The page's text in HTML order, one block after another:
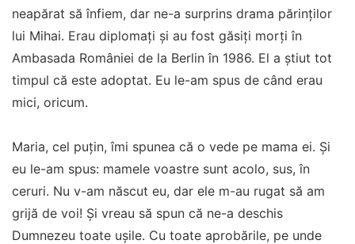
neapărat să înfiem, dar ne-a surprins drama părinților
lui Mihai. Erau diplomați și au fost găsiți morți în
Ambasada României de la Berlin în 1986. El a știut tot
timpul că este adoptat. Eu le-am spus de când erau
mici, oricum.
Maria, cel puțin, îmi spunea că o vede pe mama ei. Și
eu le-am spus: mamele voastre sunt acolo, sus, în
ceruri. Nu v-am născut eu, dar ele m-au rugat să am
grijă de voi! Și vreau să spun că ne-a deschis
Dumnezeu toate ușile. Cu toate aprobările, pe unde